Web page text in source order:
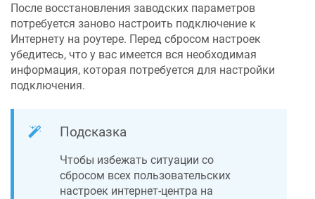
После восстановления заводских параметров
потребуется заново настроить подключение к
Интернету на роутере. Перед сбросом настроек
убедитесь, что у вас имеется вся необходимая
информация, которая потребуется для настройки
подключения.
Подсказка
Чтобы избежать ситуации со
сбросом всех пользовательских
настроек интернет-центра на